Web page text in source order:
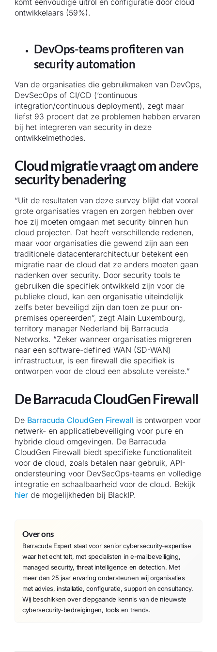
komt eenvoudige uitrol en configuratie door cloud
ontwikkelaars (59%).
DevOps-teams profiteren van
security automation
Van de organisaties die gebruikmaken van DevOps,
DevSecOps of CI/CD (‘continuous
integration/continuous deployment), zegt maar
liefst 93 procent dat ze problemen hebben ervaren
bij het integreren van security in deze
ontwikkelmethodes.
Cloud migratie vraagt om andere
security benadering
“Uit de resultaten van deze survey blijkt dat vooral
grote organisaties vragen en zorgen hebben over
hoe zij moeten omgaan met security binnen hun
cloud projecten. Dat heeft verschillende redenen,
maar voor organisaties die gewend zijn aan een
traditionele datacenterarchitectuur betekent een
migratie naar de cloud dat ze anders moeten gaan
nadenken over security. Door security tools te
gebruiken die specifiek ontwikkeld zijn voor de
publieke cloud, kan een organisatie uiteindelijk
zelfs beter beveiligd zijn dan toen ze puur on-
premises opereerden”, zegt Alain Luxembourg,
territory manager Nederland bij Barracuda
Networks. “Zeker wanneer organisaties migreren
naar een software-defined WAN (SD-WAN)
infrastructuur, is een firewall die specifiek is
ontworpen voor de cloud een absolute vereiste.”
De Barracuda CloudGen Firewall
De Barracuda CloudGen Firewall is ontworpen voor
netwerk- en applicatiebeveiliging voor pure en
hybride cloud omgevingen. De Barracuda
CloudGen Firewall biedt specifieke functionaliteit
voor de cloud, zoals betalen naar gebruik, API-
ondersteuning voor DevSecOps-teams en volledige
integratie en schaalbaarheid voor de cloud. Bekijk
hierde mogelijkheden bij BlackIP.
Over ons
Barracuda Expert staat voor senior cybersecurity-expertise
waar het echt telt, met specialisten in e-mailbeveiliging,
managed security, threat intelligence en detection. Met
meer dan 25 jaar ervaring ondersteunen wij organisaties
met advies, installatie, configuratie, support en consultancy.
Wij beschikken over diepgaande kennis van de nieuwste
cybersecurity-bedreigingen, tools en trends.